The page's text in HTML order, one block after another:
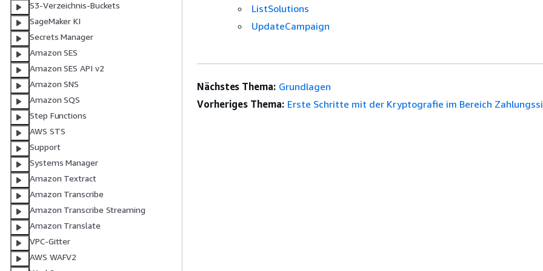
S3-Verzeichnis-Buckets
SageMaker KI
Secrets Manager
Amazon SES
Amazon SES API v2
Amazon SNS
Amazon SQS
Step Functions
AWS STS
Support
Systems Manager
Amazon Textract
Amazon Transcribe
Amazon Transcribe Streaming
Amazon Translate
VPC-Gitter
AWS WAFV2
ListSolutions
UpdateCampaign
Nächstes Thema: Grundlagen
Vorheriges Thema: Erste Schritte mit der Kryptografie im Bereich